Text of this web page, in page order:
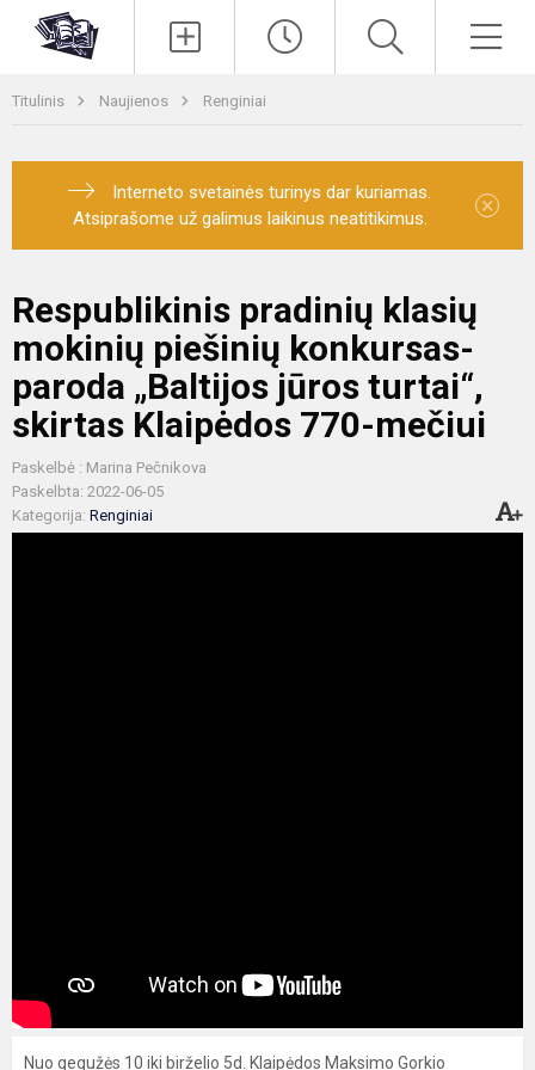
Titulinis Naujienos Renginiai
Interneto svetainės turinys dar kuriamas.
Atsiprašome už galimus laikinus neatitikimus.
×
Respublikinis pradinių klasių
mokinių piešinių konkursas-
paroda „Baltijos jūros turtai“,
skirtas Klaipėdos 770-mečiui
Paskelbė : Marina Pečnikova
Paskelbta: 2022-06-05
Kategorija: Renginiai
Nuo gegužės 10 iki birželio 5d. Klaipėdos Maksimo Gorkio